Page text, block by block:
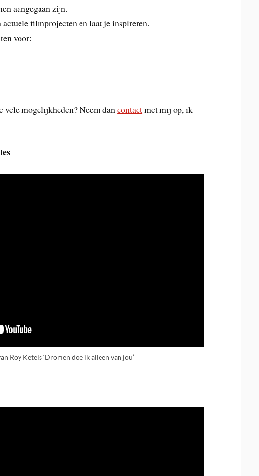
aangegaan zijn.
filmprojecten en laat je inspireren.
voor:
vele mogelijkheden? Neem dancontactmet mij op, ik
Roy Ketels ‘Dromen doe ik alleen van jou’